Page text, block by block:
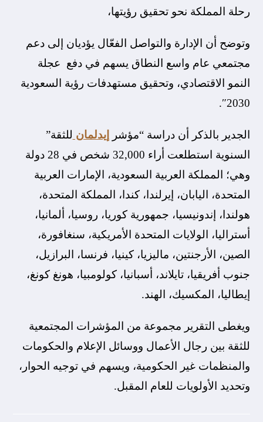
رحلة المملكة نحو تحقيق رؤيتها،
وتوضح أن الإدارة والتواصل الفعّال يؤديان إلى دعم
مجتمعي عام واسع النطاق يسهم في دفع عجلة
النمو الاقتصادي، وتحقيق مستهدفات رؤية السعودية
2030″.
الجدير بالذكر أن دراسة “مؤشر إيدلمان للثقة”
السنوية استطلعت أراء 32,000 شخص في 28 دولة
وهي؛ المملكة العربية السعودية، الإمارات العربية
المتحدة، اليابان، إيرلندا، كندا، المملكة المتحدة،
هولندا، إندونيسيا، جمهورية كوريا، روسيا، ألمانيا،
أستراليا، الولايات المتحدة الأمريكية، سنغافورة،
الصين، الأرجنتين، ماليزيا، كينيا، فرنسا، البرازيل،
جنوب أفريقيا، تايلاند، أسبانيا، كولومبيا، هونغ كونغ،
إيطاليا، المكسيك، الهند.
ويغطى التقرير مجموعة من المؤشرات المجتمعية
للثقة بين رجال الأعمال ووسائل الإعلام والحكومات
والمنظمات غير الحكومية، ويسهم في توجيه الحوار،
وتحديد الأولويات للعام المقبل.